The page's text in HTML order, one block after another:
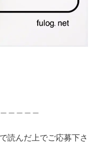
読んだ上でご応募下さ